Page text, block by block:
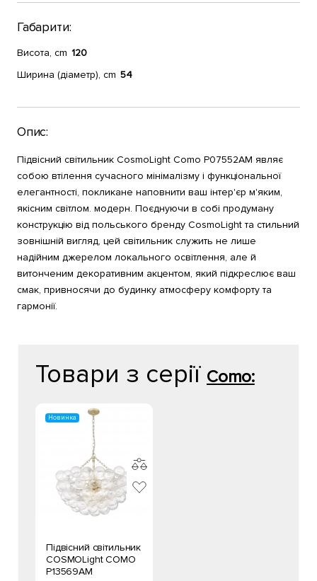
Габарити:
Висота, cm 120
Ширина (діаметр), cm 54
Опис:
Підвісний світильник CosmoLight Como P07552AM являє
собою втілення сучасного мінімалізму і функціональної
елегантності, покликане наповнити ваш інтер'єр м'яким,
якісним світлом. модерн. Поєднуючи в собі продуману
конструкцію від польського бренду CosmoLight та стильний
зовнішній вигляд, цей світильник служить не лише
надійним джерелом локального освітлення, але й
витонченим декоративним акцентом, який підкреслює ваш
смак, привносячи до будинку атмосферу комфорту та
гармонії.
Товари з серії Como:
Новинка
Підвісний світильник
COSMOLight COMO
P13569AM